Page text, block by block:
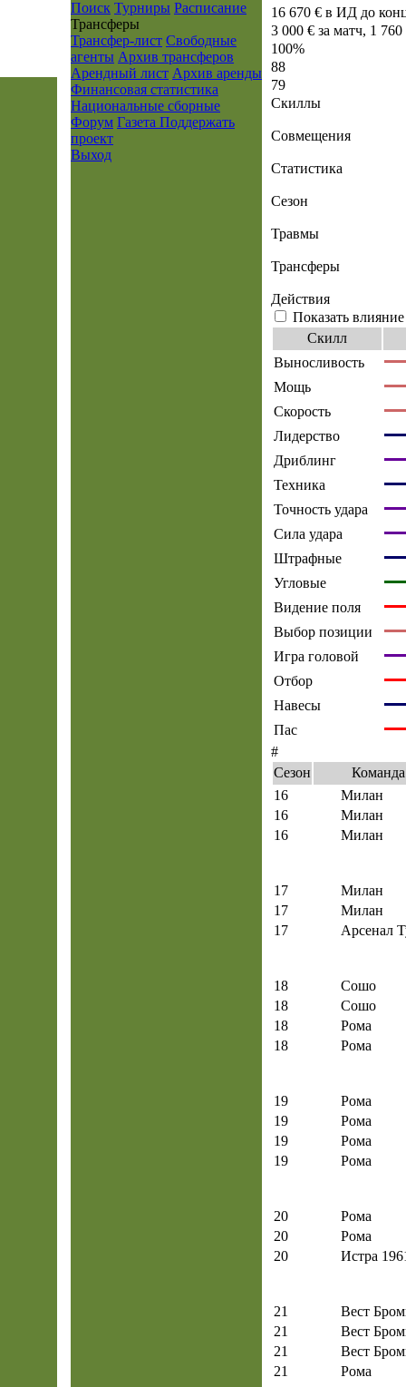
Поиск Турниры Расписание
Транcферы
Трансфер-лист Свободные
агенты Архив трансферов
Арендный лист Архив аренды
Финансовая статистика
Национальные сборные
Форум Газета Поддержать
проект
Выход
16 670 € в ИД до
3 000 € за матч, 1 760
100%
88
79
Скиллы
Совмещения
Статистика
Сезон
Травмы
Трансферы
Действия
Показать
Скилл
Выносливость
Мощь
Скорость
Лидерство
Дриблинг
Техника
Точность удара
Сила удара
Штрафные
Угловые
Видение поля
Выбор позиции
Игра головой
Отбор
Навесы
Пас
#
Сезон
Команда
16
Милан
16
Милан
16
Милан
17
Милан
17
Милан
17
Арсенал
18
Сошо
18
Сошо
18
Рома
18
Рома
19
Рома
19
Рома
19
Рома
19
Рома
20
Рома
20
Рома
20
Истра
21
Вест
21
Вест
21
Вест
21
Рома